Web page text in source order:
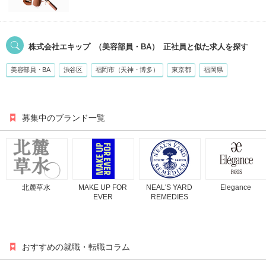
株式会社エキップ （美容部員・BA） 正社員 と似た求人を探す
美容部員・BA 渋谷区 福岡市（天神・博多） 東京都 福岡県
募集中のブランド一覧
北麓草水
MAKE UP FOR
EVER
NEAL'S YARD
REMEDIES
Elegance
おすすめの就職・転職コラム